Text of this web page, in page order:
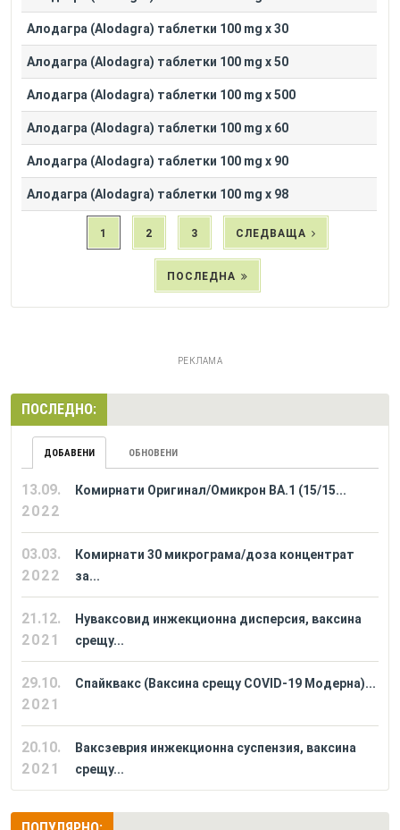
Алодагра (Alodagra) таблетки 100 mg x 30
Алодагра (Alodagra) таблетки 100 mg x 50
Алодагра (Alodagra) таблетки 100 mg x 500
Алодагра (Alodagra) таблетки 100 mg x 60
Алодагра (Alodagra) таблетки 100 mg x 90
Алодагра (Alodagra) таблетки 100 mg x 98
1 2 3 СЛЕДВАЩА
ПОСЛЕДНА
РЕКЛАМА
ПОСЛЕДНО:
ДОБАВЕНИ ОБНОВЕНИ
13.09.
2022
Комирнати Оригинал/Омикрон BA.1 (15/15...
03.03.
2022
Комирнати 30 микрограма/доза концентрат
за...
21.12.
2021
Нуваксовид инжекционна дисперсия, ваксина
срещу...
29.10.
2021
Спайквакс (Ваксина срещу COVID-19 Модерна)...
20.10.
2021
Ваксзеврия инжекционна суспензия, ваксина
срещу...